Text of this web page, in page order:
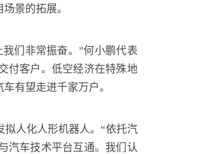
景的拓展。
们非常振奋。”何小鹏代表
付客户。低空经济在特殊地
有望走进千家万户。
拟人化人形机器人。“依托汽
汽车技术平台互通。我们认